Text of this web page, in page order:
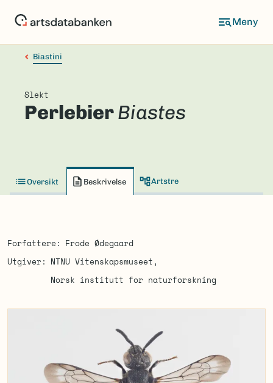
Biastini
Slekt
PerlebierBiastes
Oversikt Beskrivelse Artstre
Forfattere
Frode Ødegaard
Utgiver
NTNU Vitenskapsmuseet
Norsk institutt for naturforskning